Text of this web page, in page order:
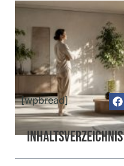
[wpbread]
Inhaltsverzeichnis